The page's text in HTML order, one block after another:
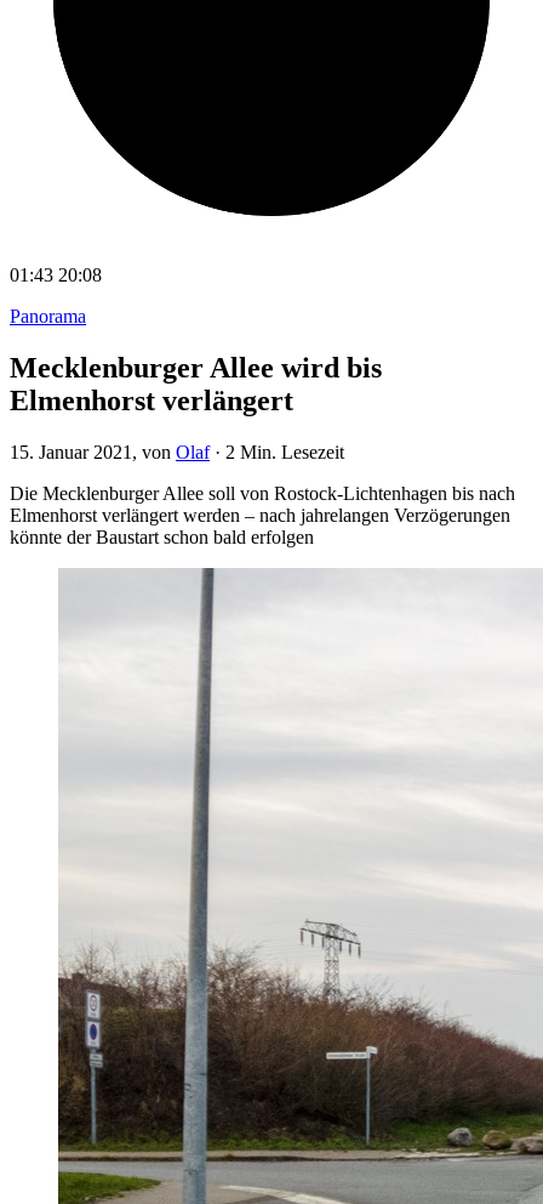
01:43 20:08
Panorama
Mecklenburger Allee wird bis
Elmenhorst verlängert
15. Januar 2021 , von Olaf· 2 Min. Lesezeit
Die Mecklenburger Allee soll von Rostock-Lichtenhagen bis nach
Elmenhorst verlängert werden – nach jahrelangen Verzögerungen
könnte der Baustart schon bald erfolgen